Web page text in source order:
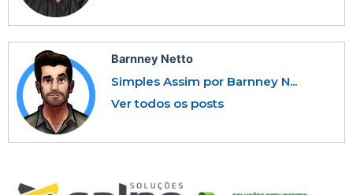
Barnney Netto
Simples Assim por Barnney N...
Ver todos os posts